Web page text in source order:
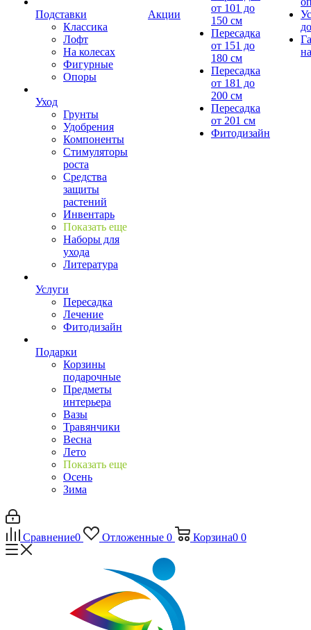
Подставки
Классика
Лофт
На колесах
Фигурные
Опоры
Уход
Грунты
Удобрения
Компоненты
Стимуляторы
роста
Средства
защиты
растений
Инвентарь
Показать еще
Наборы для
ухода
Литература
Услуги
Пересадка
Лечение
Фитодизайн
Подарки
Корзины
подарочные
Предметы
интерьера
Вазы
Травянчики
Весна
Лето
Показать еще
Осень
Зима
Акции
от 101 до
150 см
Пересадка
от 151 до
180 см
Пересадка
от 181 до
200 см
Пересадка
от 201 см
Фитодизайн
Сравнение0 Отложенные 0 Корзина0 0